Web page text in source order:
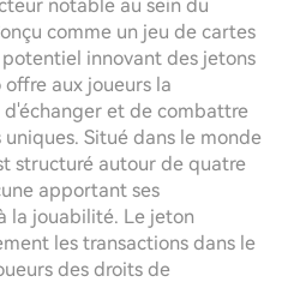
notable au sein du
comme un jeu de cartes
innovant des jetons
aux joueurs la
et de combattre
Situé dans le monde
structuré autour de quatre
apportant ses
la jouabilité. Le jeton
les transactions dans le
des droits de